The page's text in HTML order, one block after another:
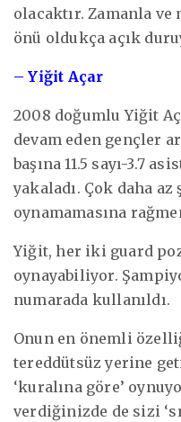
olacaktır. Zamanla ve
önü oldukça açık
– Yiğit Açar
2008 doğumlu Yiğit
devam eden gençler
başına 11.5 sayı-3.7
yakaladı. Çok daha
oynamamasına
Yiğit, her iki guard
oynayabiliyor.
numarada kullanıldı.
Onun en önemli
tereddütsüz yerine
‘kuralına göre’
verdiğinizde de sizi